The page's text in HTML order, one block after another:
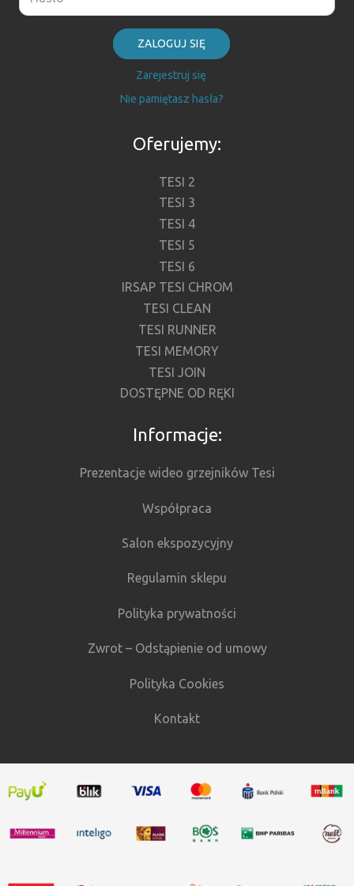
ZALOGUJ SIĘ
Zarejestruj się
Nie pamiętasz hasła?
Oferujemy:
TESI 2
TESI 3
TESI 4
TESI 5
TESI 6
IRSAP TESI CHROM
TESI CLEAN
TESI RUNNER
TESI MEMORY
TESI JOIN
DOSTĘPNE OD RĘKI
Informacje:
Prezentacje wideo grzejników Tesi
Współpraca
Salon ekspozycyjny
Regulamin sklepu
Polityka prywatności
Zwrot – Odstąpienie od umowy
Polityka Cookies
Kontakt